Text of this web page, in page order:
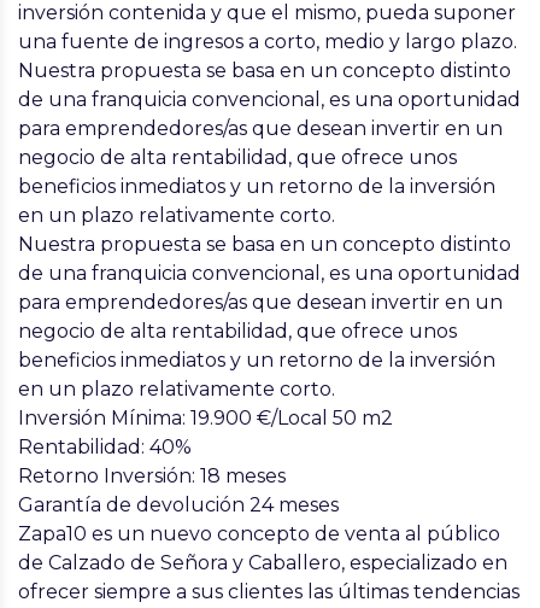
inversión contenida y que el mismo, pueda suponer
una fuente de ingresos a corto, medio y largo plazo.
Nuestra propuesta se basa en un concepto distinto
de una franquicia convencional, es una oportunidad
para emprendedores/as que desean invertir en un
negocio de alta rentabilidad, que ofrece unos
beneficios inmediatos y un retorno de la inversión
en un plazo relativamente corto.
Nuestra propuesta se basa en un concepto distinto
de una franquicia convencional, es una oportunidad
para emprendedores/as que desean invertir en un
negocio de alta rentabilidad, que ofrece unos
beneficios inmediatos y un retorno de la inversión
en un plazo relativamente corto.
Inversión Mínima: 19.900 €/Local 50 m2
Rentabilidad: 40%
Retorno Inversión: 18 meses
Garantía de devolución 24 meses
Zapa10 es un nuevo concepto de venta al público
de Calzado de Señora y Caballero, especializado en
ofrecer siempre a sus clientes las últimas tendencias